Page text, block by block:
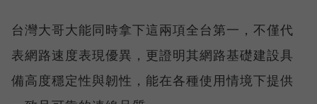
台灣大哥大能同時拿下這兩項全台第一，不僅代
表網路速度表現優異，更證明其網路基礎建設具
備高度穩定性與韌性，能在各種使用情境下提供